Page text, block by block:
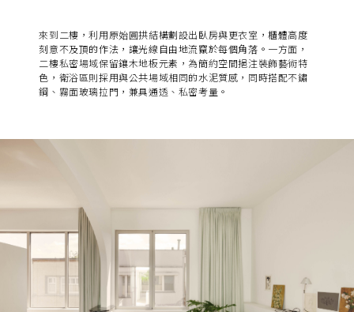
來到二樓，利用原始圓拱結構劃設出臥房與更衣室，櫃體高度
刻意不及頂的作法，讓光線自由地流竄於每個角落。
一方面，
二樓私密場域保留鑲木地板元素，為簡約空間挹注裝飾藝術特
色，衛浴區則採用與公共場域相同的水泥質感，同時搭配不鏽
鋼、霧面玻璃拉門，兼具通透、私密考量。